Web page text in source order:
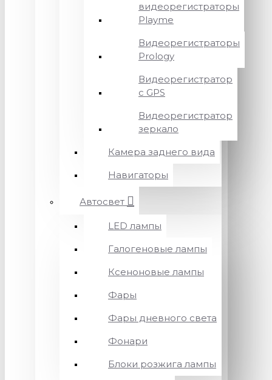
видеорегистраторы
Playme
Видеорегистраторы
Prology
Видеорегистратор
с GPS
Видеорегистратор
зеркало
Камера заднего вида
Навигаторы
Автосвет
LED лампы
Галогеновые лампы
Ксеноновые лампы
Фары
Фары дневного света
Фонари
Блоки розжига лампы